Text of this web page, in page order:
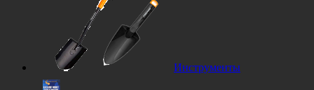
Инструменты